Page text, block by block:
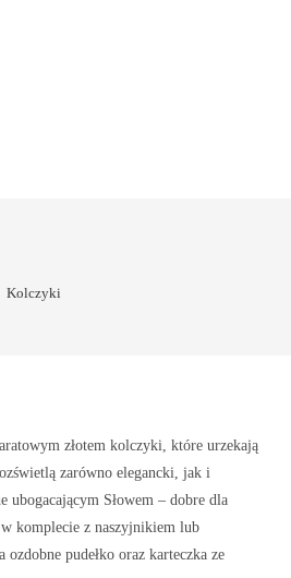
Kolczyki
złotem kolczyki, które urzekają
zarówno elegancki, jak i
ubogacającym Słowem – dobre dla
w komplecie z naszyjnikiem lub
ozdobne pudełko oraz karteczka ze